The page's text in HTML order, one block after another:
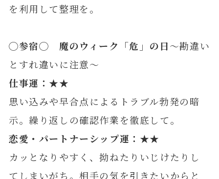
を利用して整理を。
◯参宿◯ 魔のウィーク「危」の日～勘違い
とすれ違いに注意～
仕事運：★★
思い込みや早合点によるトラブル勃発の暗
示。繰り返しの確認作業を徹底して。
恋愛・パートナーシップ運：★★
カッとなりやすく、拗ねたりいじけたりし
てしまいがち。相手の気を引きたいからと